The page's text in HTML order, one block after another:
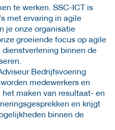
te werken. SSC-ICT is
met ervaring in agile
je onze organisatie
groeiende focus op agile
binnen de
Bedrijfsvoering
medewerkers en
maken van resultaat- en
en krijgt
binnen de